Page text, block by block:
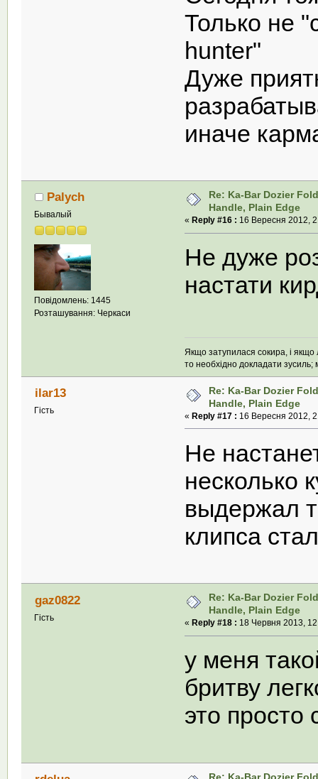
Только не
hunter"
Дуже
иначе
Palych
Бывалый
Повідомлень: 1445
Розташування: Черкаси
Re: Ka-Bar Dozier
Handle, Plain Edge
« Reply #16 : 16 Вересня 2012,
Не дуже
настати
Якщо затупилася сокира, і якщо
то необхідно докладати зусиль;
ilar13
Гість
Re: Ka-Bar Dozier
Handle, Plain Edge
«Reply #17 : 16 Вересня 2012,
Не
несколько
выдержал
клипса
gaz0822
Гість
Re: Ka-Bar Dozier
Handle, Plain Edge
« Reply #18 : 18 Червня 2013,
у меня
бритву
это просто
Re: Ka-Bar Dozier